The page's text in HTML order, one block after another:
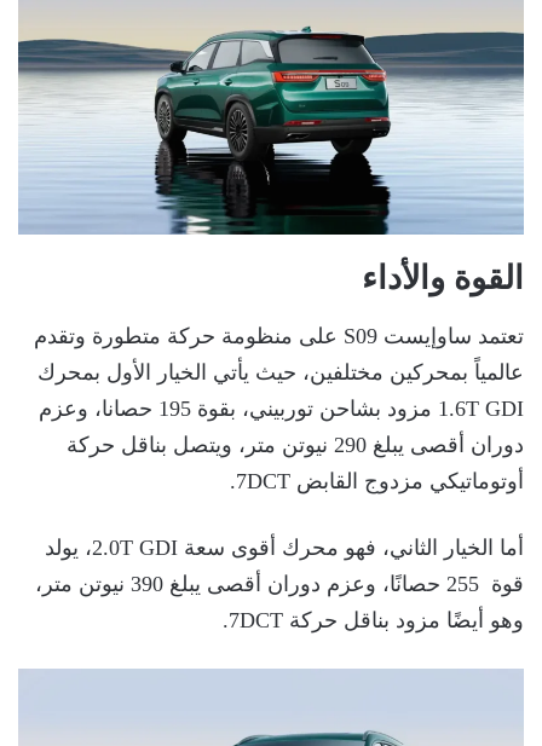
القوة والأداء
تعتمد ساوإيست S09 على منظومة حركة متطورة وتقدم
عالمياً بمحركين مختلفين، حيث يأتي الخيار الأول بمحرك
1.6T GDI مزود بشاحن توربيني، بقوة 195 حصانا، وعزم
دوران أقصى يبلغ 290 نيوتن متر، ويتصل بناقل حركة
أوتوماتيكي مزدوج القابض 7DCT.
أما الخيار الثاني، فهو محرك أقوى سعة 2.0T GDI، يولد
قوة 255 حصانًا، وعزم دوران أقصى يبلغ 390 نيوتن متر،
وهو أيضًا مزود بناقل حركة 7DCT.